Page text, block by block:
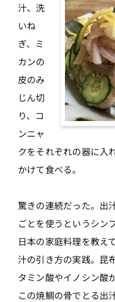
汁、洗
いね
ぎ、ミ
カンの
皮のみ
じん切
り、コ
ンニャ
クをそれぞれの器に入
かけて食べる。
驚きの連続だった。出
ごとを使うというシン
日本の家庭料理を教え
汁の引き方の実践。昆
タミン酸やイノシン酸
この焼鯛の骨でとる出